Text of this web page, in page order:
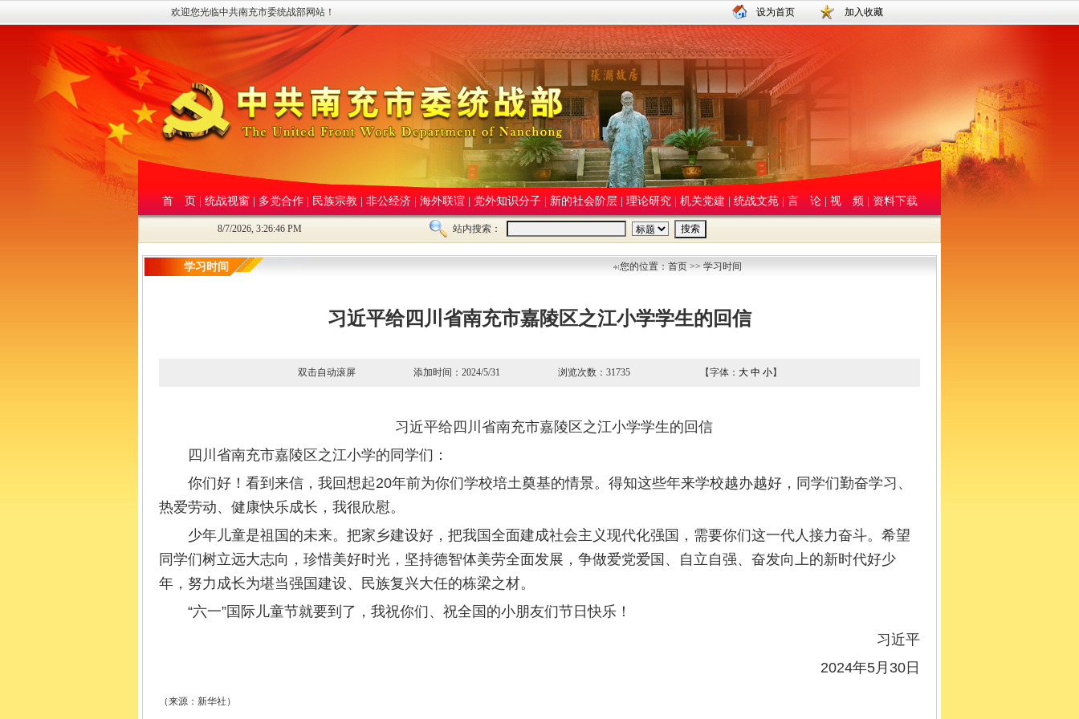
欢迎您光临中共南充市委统战部网站！ 设为首页 加入收藏
首 页 统战视窗| 多党合作| 民族宗教 非公经济| 海外联谊| 党外知识分子| 新的社会阶层| 理论研究| 机关党建 统战文苑| 言 论| 视 频 资料下载
8/7/2026, 3:26:47 PM 站内搜索：
学习时间 您的位置：首页 >> 学习时间
习近平给四川省南充市嘉陵区之江小学学生的回信
双击自动滚屏 添加时间：2024/5/31 浏览次数：31735 【字体： 大 中 小】
习近平给四川省南充市嘉陵区之江小学学生的回信
四川省南充市嘉陵区之江小学的同学们：
你们好！看到来信，我回想起20年前为你们学校培土奠基的情景。得知这些年来学校越办越好，同学们勤奋学习、
热爱劳动、健康快乐成长，我很欣慰。
少年儿童是祖国的未来。把家乡建设好，把我国全面建成社会主义现代化强国，需要你们这一代人接力奋斗。希望
同学们树立远大志向，珍惜美好时光，坚持德智体美劳全面发展，争做爱党爱国、自立自强、奋发向上的新时代好少
年，努力成长为堪当强国建设、民族复兴大任的栋梁之材。
“六一”国际儿童节就要到了，我祝你们、祝全国的小朋友们节日快乐！
习近平
2024年5月30日
（来源：新华社）